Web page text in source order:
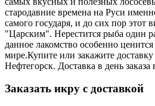
стародавние времена на Руси
самого государя, и до сих пор этот
"Царским". Нерестится рыба один
данное лакомство особенно
мире.Купите или закажите
Нефтегорск. Доставка в день
Заказать икру с доставкой